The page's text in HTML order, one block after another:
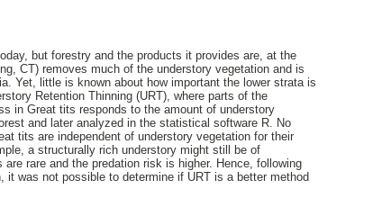
but forestry and the products it provides are, at the
CT) removes much of the understory vegetation and is
Yet, little is known about how important the lower strata is
Retention Thinning (URT), where parts of the
in Great tits responds to the amount of understory
and later analyzed in the statistical software R. No
tits are independent of understory vegetation for their
a structurally rich understory might still be of
rare and the predation risk is higher. Hence, following
was not possible to determine if URT is a better method